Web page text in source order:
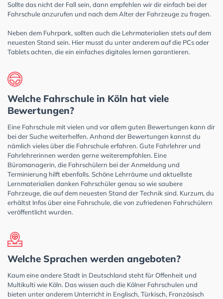
Sollte das nicht der Fall sein, dann empfehlen wir dir einfach bei der
Fahrschule anzurufen und nach dem Alter der Fahrzeuge zu fragen.
Neben dem Fuhrpark, sollten auch die Lehrmaterialien stets auf dem
neuesten Stand sein. Hier musst du unter anderem auf die PCs oder
Tablets achten, die ein einfaches digitales lernen garantieren.
Welche Fahrschule in Köln hat viele
Bewertungen?
Eine Fahrschule mit vielen und vor allem guten Bewertungen kann dir
bei der Suche weiterhelfen. Anhand der Bewertungen kannst du
nämlich vieles über die Fahrschule erfahren. Gute Fahrlehrer und
Fahrlehrerinnen werden gerne weiterempfohlen. Eine
Büromanagerin, die Fahrschülern bei der Anmeldung und
Terminierung hilft ebenfalls. Schöne Lehrräume und aktuellste
Lernmaterialien danken Fahrschüler genau so wie saubere
Fahrzeuge, die auf dem neuesten Stand der Technik sind. Kurzum, du
erhältst Infos über eine Fahrschule, die von zufriedenen Fahrschülern
veröffentlicht wurden.
Welche Sprachen werden angeboten?
Kaum eine andere Stadt in Deutschland steht für Offenheit und
Multikulti wie Köln. Das wissen auch die Kölner Fahrschulen und
bieten unter anderem Unterricht in Englisch, Türkisch, Französisch